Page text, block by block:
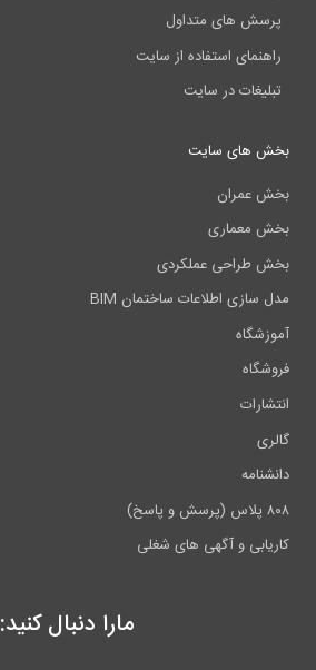
پرسش های متداول
راهنمای استفاده از سایت
تبلیغات در سایت
بخش های سایت
بخش عمران
بخش معماری
بخش طراحی عملکردی
مدل سازی اطلاعات ساختمان BIM
آموزشگاه
فروشگاه
انتشارات
گالری
دانشنامه
۸۰۸ پلاس (پرسش و پاسخ)
کاریابی و آگهی های شغلی
مارا دنبال کنید: